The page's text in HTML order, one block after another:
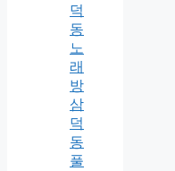
덕
동
노
래
방
삼
덕
동
풀